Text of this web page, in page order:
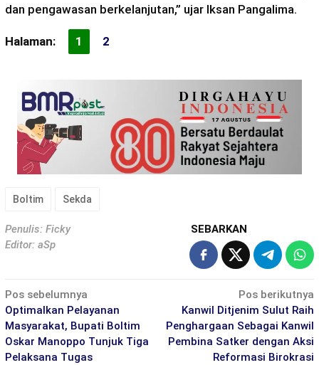
dan pengawasan berkelanjutan,” ujar Iksan Pangalima.
Halaman: 1 2
Boltim Sekda
Penulis: Ficky
Editor: aSp
SEBARKAN
Navigasi
pos
Pos sebelumnya
Optimalkan Pelayanan
Masyarakat, Bupati Boltim
Oskar Manoppo Tunjuk Tiga
Pelaksana Tugas
Pos berikutnya
Kanwil Ditjenim Sulut Raih
Penghargaan Sebagai Kanwil
Pembina Satker dengan Aksi
Reformasi Birokrasi